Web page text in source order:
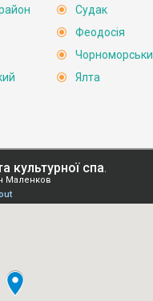
Судак
Феодосія
Ялта